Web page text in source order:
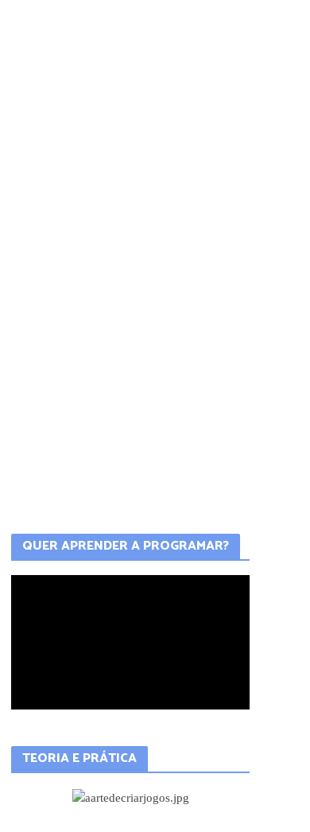
QUER APRENDER A PROGRAMAR?
TEORIA E PRÁTICA